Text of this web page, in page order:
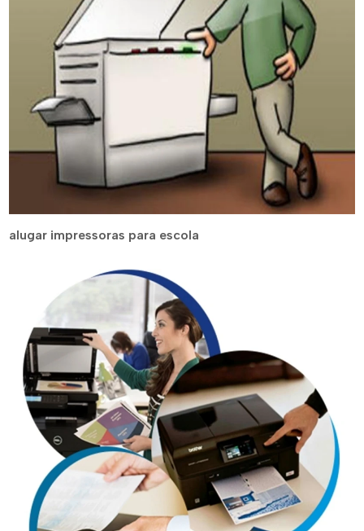
alugar impressoras para escola